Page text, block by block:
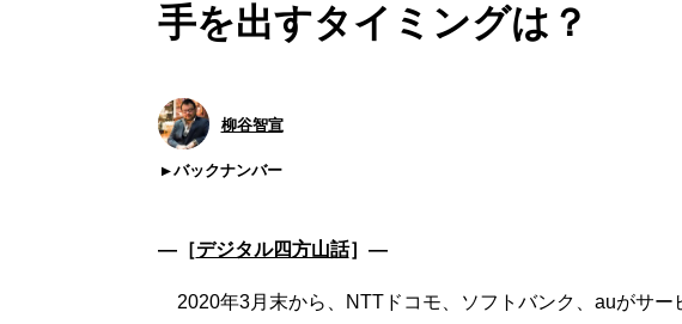
手を出すタイミングは？
柳谷智宣
バックナンバー
―［デジタル四方山話］―
2020年3月末から、NTTドコモ、ソフトバンク、auがサー